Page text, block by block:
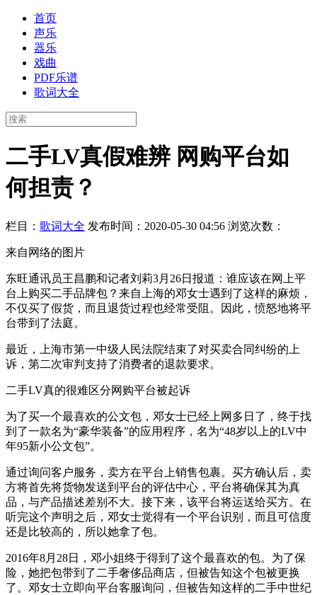
首页
声乐
器乐
戏曲
PDF乐谱
歌词大全
二手LV真假难辨 网购平台如
何担责？
栏目： 歌词大全 发布时间：2020-05-30 04:56 浏览次数：
来自网络的图片
东旺通讯员王昌鹏和记者刘莉3月26日报道：谁应该在网上平
台上购买二手品牌包？来自上海的邓女士遇到了这样的麻烦，
不仅买了假货，而且退货过程也经常受阻。因此，愤怒地将平
台带到了法庭。
最近，上海市第一中级人民法院结束了对买卖合同纠纷的上
诉，第二次审判支持了消费者的退款要求。
二手LV真的很难区分网购平台被起诉
为了买一个最喜欢的公文包，邓女士已经上网多日了，终于找
到了一款名为“豪华装备”的应用程序，名为“48岁以上的LV中
年95新小公文包”。
通过询问客户服务，卖方在平台上销售包裹。买方确认后，卖
方将首先将货物发送到平台的评估中心，平台将确保其为真
品，与产品描述差别不大。接下来，该平台将运送给买方。在
听完这个声明之后，邓女士觉得有一个平台识别，而且可信度
还是比较高的，所以她拿了包。
2016年8月28日，邓小姐终于得到了这个最喜欢的包。为了保
险，她把包带到了二手奢侈品商店，但被告知这个包被更换
了。邓女士立即向平台客服询问，但被告知这样的二手中世纪